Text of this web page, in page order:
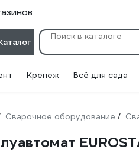
Крепеж Всё для сада
Сварочное оборудование /